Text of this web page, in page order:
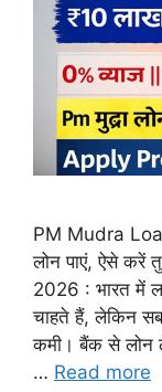
PM Mudra
लोन पाएं, ऐसे
2026 : भारत में
चाहते हैं, लेकिन
कमी। बैंक से लोन
… Read more